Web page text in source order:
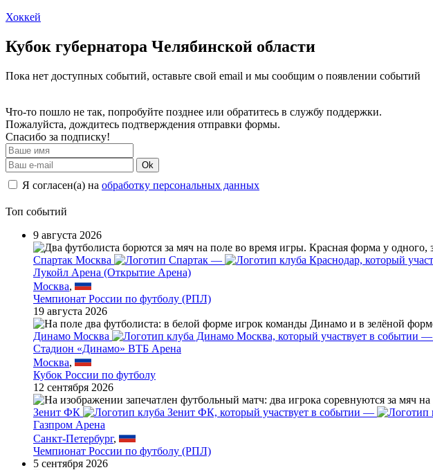
Хоккей
Кубок губернатора Челябинской области
Пока нет доступных событий, оставьте свой email и мы сообщим о появлении событий
Что-то пошло не так, попробуйте позднее или обратитесь в службу поддержки.
Пожалуйста, дождитесь подтверждения отправки формы.
Спасибо за подписку!
Ok
Я согласен(а) на обработку персональных данных
Топ событий
9 августа 2026
Спартак Москва —
Лукойл Арена (Открытие Арена)
Москва,
Чемпионат России по футболу (РПЛ)
19 августа 2026
Динамо Москва —
Стадион «Динамо» ВТБ Арена
Москва,
Кубок России по футболу
12 сентября 2026
Зенит ФК —
Газпром Арена
Санкт-Петербург,
Чемпионат России по футболу (РПЛ)
5 сентября 2026